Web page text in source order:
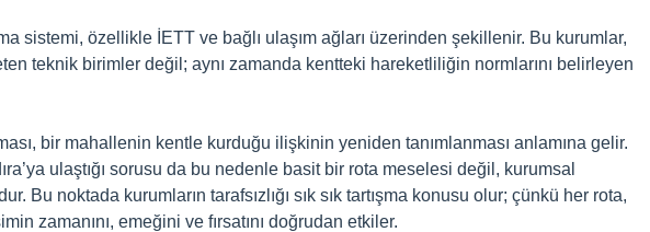
sistemi, özellikle İETT ve bağlı ulaşım ağları üzerinden şekillenir. Bu kurumlar,
teknik birimler değil; aynı zamanda kentteki hareketliliğin normlarını belirleyen
bir mahallenin kentle kurduğu ilişkinin yeniden tanımlanması anlamına gelir.
ulaştığı sorusu da bu nedenle basit bir rota meselesi değil, kurumsal
Bu noktada kurumların tarafsızlığı sık sık tartışma konusu olur; çünkü her rota,
zamanını, emeğini ve fırsatını doğrudan etkiler.